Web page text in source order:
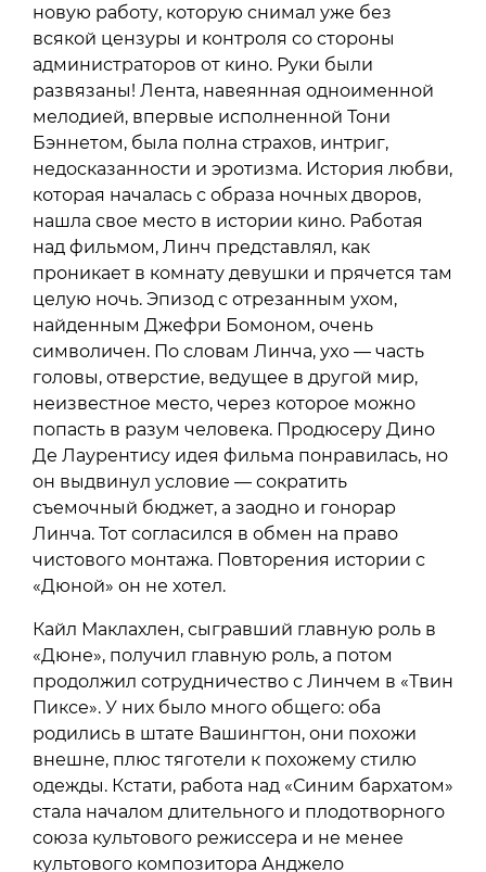
новую работу, которую снимал уже без
всякой цензуры и контроля со стороны
администраторов от кино. Руки были
развязаны! Лента, навеянная одноименной
мелодией, впервые исполненной Тони
Бэннетом, была полна страхов, интриг,
недосказанности и эротизма. История любви,
которая началась с образа ночных дворов,
нашла свое место в истории кино. Работая
над фильмом, Линч представлял, как
проникает в комнату девушки и прячется там
целую ночь. Эпизод с отрезанным ухом,
найденным Джефри Бомоном, очень
символичен. По словам Линча, ухо — часть
головы, отверстие, ведущее в другой мир,
неизвестное место, через которое можно
попасть в разум человека. Продюсеру Дино
Де Лаурентису идея фильма понравилась, но
он выдвинул условие — сократить
съемочный бюджет, а заодно и гонорар
Линча. Тот согласился в обмен на право
чистового монтажа. Повторения истории с
«Дюной» он не хотел.
Кайл Маклахлен, сыгравший главную роль в
«Дюне», получил главную роль, а потом
продолжил сотрудничество с Линчем в «Твин
Пиксе». У них было много общего: оба
родились в штате Вашингтон, они похожи
внешне, плюс тяготели к похожему стилю
одежды. Кстати, работа над «Синим бархатом»
стала началом длительного и плодотворного
союза культового режиссера и не менее
культового композитора Анджело